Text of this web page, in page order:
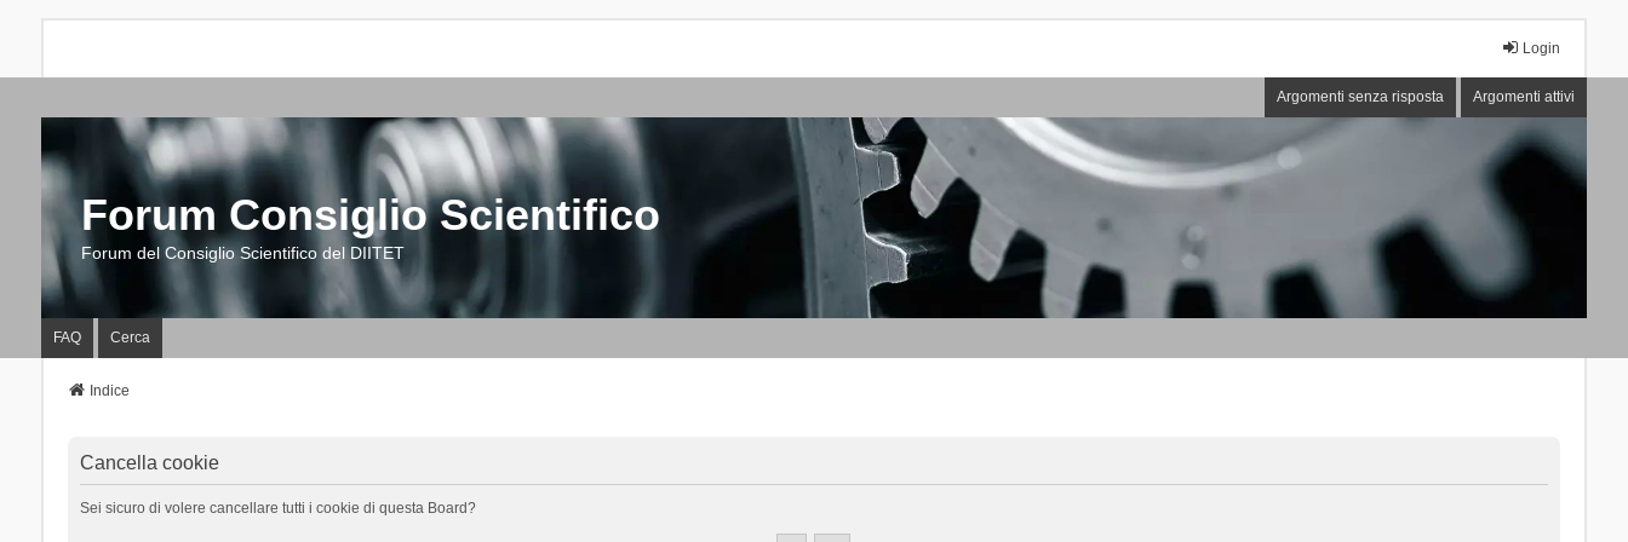
Login
Argomenti senza risposta Argomenti attivi
Forum Consiglio Scientifico
Forum del Consiglio Scientifico del DIITET
FAQ Cerca
Indice
Cancella cookie
Sei sicuro di volere cancellare tutti i cookie di questa Board?